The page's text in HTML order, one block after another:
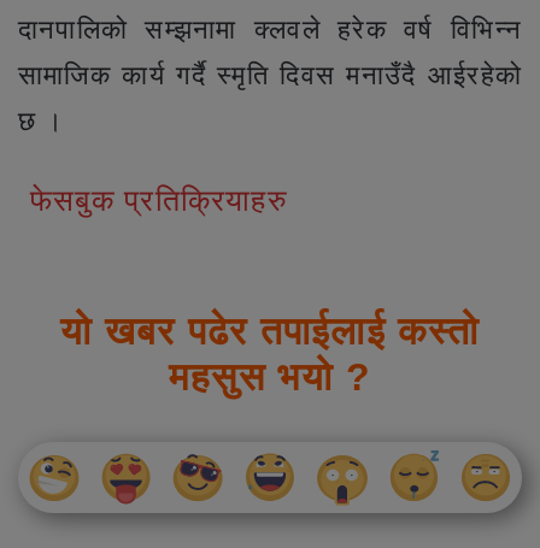
दानपालिको सम्झनामा क्लवले हरेक वर्ष विभिन्न
सामाजिक कार्य गर्दै स्मृति दिवस मनाउँदै आईरहेको
छ ।
फेसबुक प्रतिक्रियाहरु
यो खबर पढेर तपाईलाई कस्तो
महसुस भयो ?